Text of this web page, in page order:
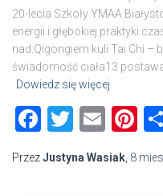
20-lecia Szkoły YMAA
energii i głębokiej praktyki
nad:Qigongiem kuli Tai Chi –
świadomość ciała13
Dowiedz się więcej
Facebook
Twitter
Email
PrzezJustyna Wasiak 8